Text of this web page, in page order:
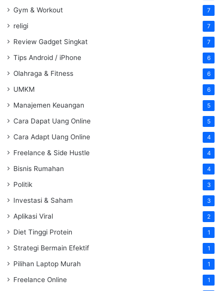
Gym & Workout 7
religi 7
Review Gadget Singkat 7
Tips Android / iPhone 6
Olahraga & Fitness 6
UMKM 6
Manajemen Keuangan 5
Cara Dapat Uang Online 5
Cara Adapt Uang Online 4
Freelance & Side Hustle 4
Bisnis Rumahan 4
Politik 3
Investasi & Saham 3
Aplikasi Viral 2
Diet Tinggi Protein 1
Strategi Bermain Efektif 1
Pilihan Laptop Murah 1
Freelance Online 1